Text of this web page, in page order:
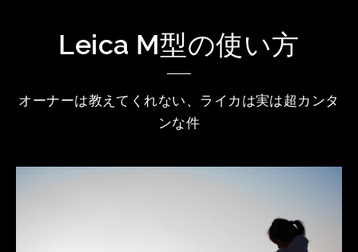
Leica M型の使い方
オーナーは教えてくれない、ライカは実は超カンタ
ンな件